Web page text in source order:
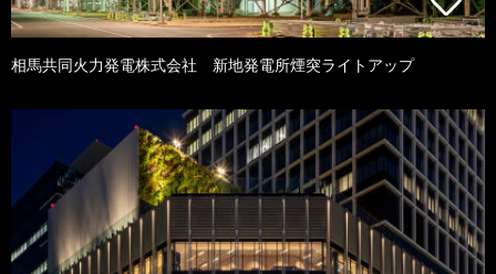
相馬共同火力発電株式会社 新地発電所煙突ライトアップ